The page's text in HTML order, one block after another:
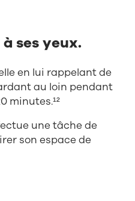
ses yeux.
en lui rappelant de
au loin pendant
minutes.¹²
une tâche de
son espace de